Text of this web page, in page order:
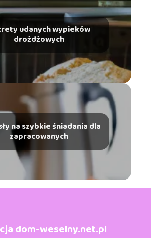
udanych wypieków
drożdżowych
na szybkie śniadania dla
zapracowanych
dom-weselny.net.pl